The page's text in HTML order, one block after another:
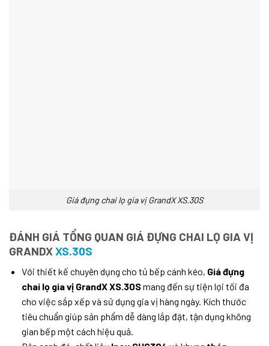
Giá đựng chai lọ gia vị GrandX XS.30S
ĐÁNH GIÁ TỔNG QUAN GIÁ ĐỰNG CHAI LỌ GIA VỊ
GRANDXXS.30S
Với thiết kế chuyên dụng cho tủ bếp cánh kéo, Giá đựng
chai lọ gia vị GrandX XS.30Smang đến sự tiện lợi tối đa
cho việc sắp xếp và sử dụng gia vị hàng ngày. Kích thước
tiêu chuẩn giúp sản phẩm dễ dàng lắp đặt, tận dụng không
gian bếp một cách hiệu quả.